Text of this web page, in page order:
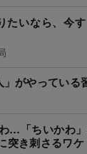
たいなら、今
」がやっている
…「ちいかわ
突き刺さるワケ